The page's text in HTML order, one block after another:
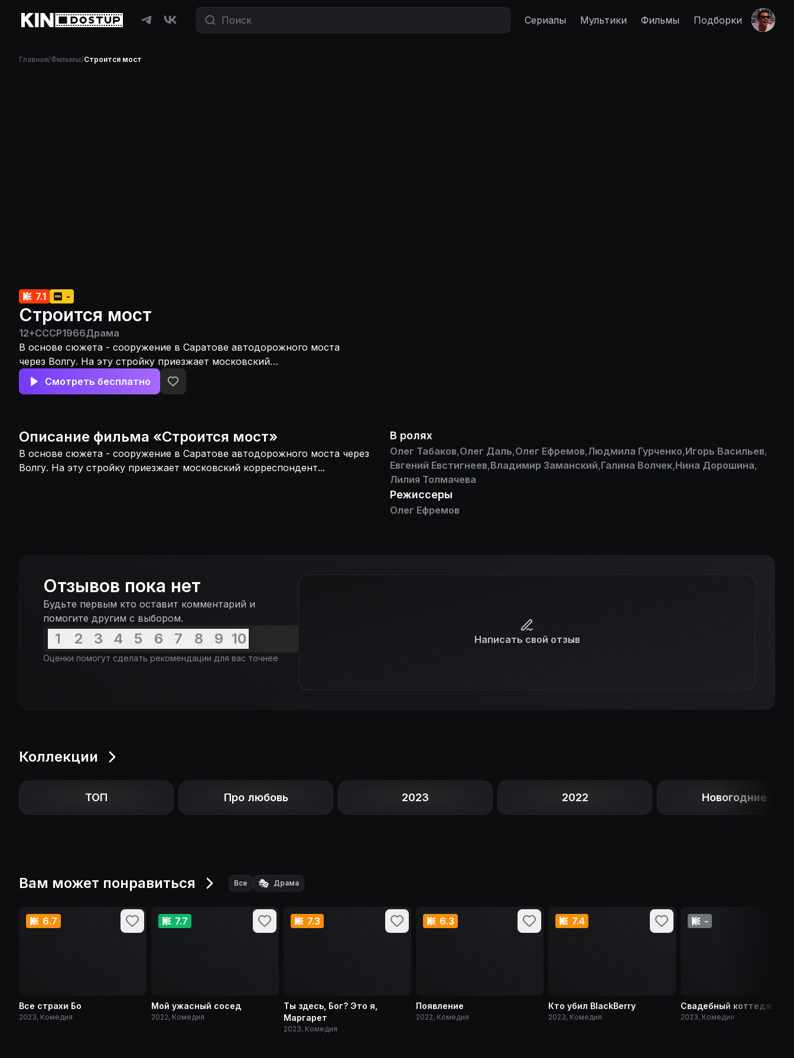
Сериалы Мультики Фильмы Подборки
Главная/Фильмы/Строится мост
7.1 -
Строится мост
12+СССР1966Драма
В основе сюжета - сооружение в Саратове автодорожного моста
через Волгу. На эту стройку приезжает московский
корреспондент...
Смотреть бесплатно
Описание фильма «Строится мост»
В основе сюжета - сооружение в Саратове автодорожного моста через
Волгу. На эту стройку приезжает московский корреспондент...
В ролях
Олег Табаков,Олег Даль,Олег Ефремов,Людмила Гурченко,Игорь Васильев,
Евгений Евстигнеев,Владимир Заманский,Галина Волчек,Нина Дорошина,
Лилия Толмачева
Режиссеры
Олег Ефремов
Отзывов пока нет
Будьте первым кто оставит комментарий и
помогите другим с выбором.
1 2 3 4 5 6 7 8 9 10
Оценки помогут сделать рекомендации для вас точнее
Написать свой отзыв
Коллекции
ТОП Про любовь 2023 2022 Новогодние
Вам может понравиться Все 🎭 Драма
6.7
Все страхи Бо
2023, Комедия
7.7
Мой ужасный сосед
2022, Комедия
7.3
Ты здесь, Бог? Это я,
Маргарет
2023, Комедия
6.3
Появление
2022, Комедия
7.4
Кто убил BlackBerry
2023, Комедия
-
Свадебный коттедж
2023, Комедия